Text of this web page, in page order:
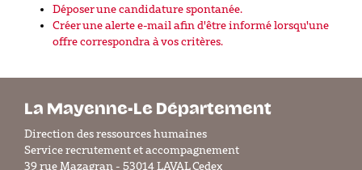
Déposer une candidature spontanée.
Créer une alerte e-mail afin d'être informé lorsqu'une
offre correspondra à vos critères.
La Mayenne-Le Département
Direction des ressources humaines
Service recrutement et accompagnement
39 rue Mazagran - 53014 LAVAL Cedex